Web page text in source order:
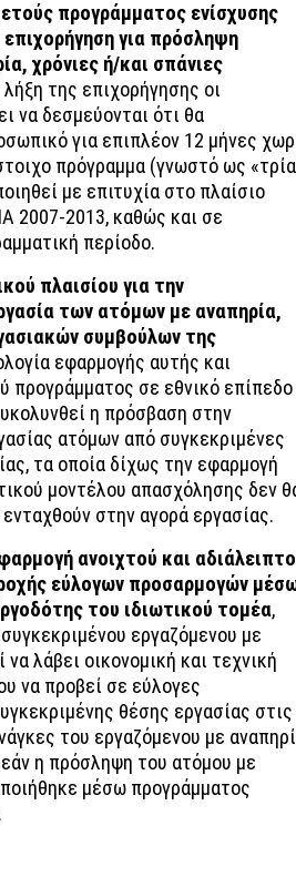
προγράμματος ενίσχυσης
για πρόσληψη
χρόνιες ή/και σπάνιες
της επιχορήγησης οι
να δεσμεύονται ότι θα
για επιπλέον 12 μήνες
πρόγραμμα (γνωστό ως «τρία
με επιτυχία στο πλαίσιο
2007-2013, καθώς και σε
περίοδο.
πλαισίου για την
των ατόμων με αναπηρία,
συμβούλων της
εφαρμογής αυτής και
προγράμματος σε εθνικό επίπεδο
η πρόσβαση στην
ατόμων από συγκεκριμένες
τα οποία δίχως την εφαρμογή
μοντέλου απασχόλησης δεν
στην αγορά εργασίας.
ανοιχτού και
εύλογων προσαρμογών
του ιδιωτικού τομέα,
εργαζόμενου με
λάβει οικονομική και τεχνική
να προβεί σε εύλογες
θέσης εργασίας στις
του εργαζόμενου με
η πρόσληψη του ατόμου με
μέσω προγράμματος